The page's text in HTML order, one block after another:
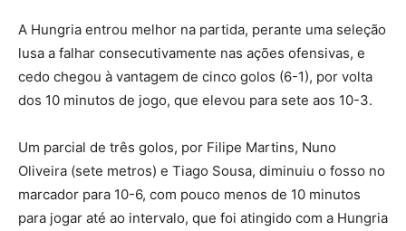
A Hungria entrou melhor na partida, perante uma seleção
lusa a falhar consecutivamente nas ações ofensivas, e
cedo chegou à vantagem de cinco golos (6-1), por volta
dos 10 minutos de jogo, que elevou para sete aos 10-3.
Um parcial de três golos, por Filipe Martins, Nuno
Oliveira (sete metros) e Tiago Sousa, diminuiu o fosso no
marcador para 10-6, com pouco menos de 10 minutos
para jogar até ao intervalo, que foi atingido com a Hungria